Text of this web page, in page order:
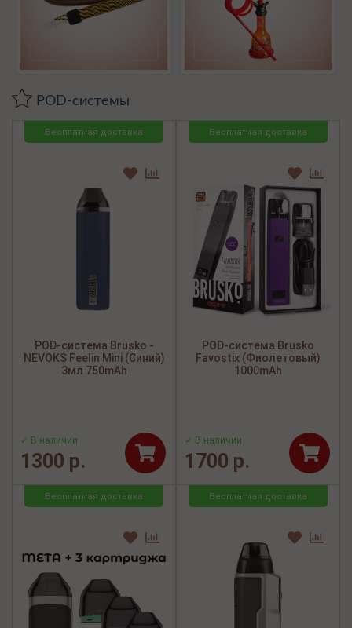
POD-системы
Бесплатная доставка
POD-система Brusko -
NEVOKS Feelin Mini (Синий)
3мл 750mAh
✓ В наличии
1300 р.
Бесплатная доставка
POD-система Brusko
Favostix (Фиолетовый)
1000mAh
✓ В наличии
1700 р.
Бесплатная доставка Бесплатная доставка